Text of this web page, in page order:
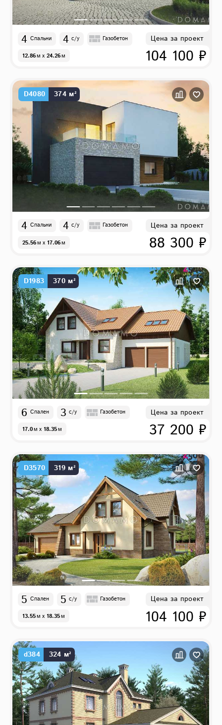
4 Спальни 4 с/у Газобетон
12.86м x 24.26м
Цена за проект
104 100 ₽
D4080 374 м²
4 Спальни 4 с/у Газобетон
25.56м x 17.06м
Цена за проект
88 300 ₽
D1983 370 м²
6 Спален 3 с/у Газобетон
17.0м x 18.35м
Цена за проект
37 200 ₽
D3570 319 м²
5 Спален 5 с/у Газобетон
13.55м x 18.35м
Цена за проект
104 100 ₽
d384 324 м²